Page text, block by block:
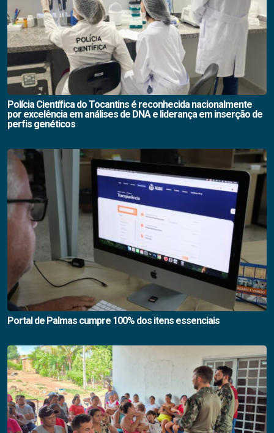
Polícia Científica do Tocantins é reconhecida nacionalmente
por excelência em análises de DNA e liderança em inserção de
perfis genéticos
Portal de Palmas cumpre 100% dos itens essenciais